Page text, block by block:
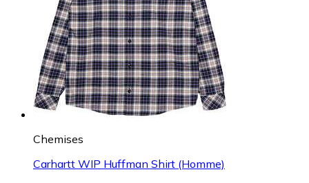
Chemises
Carhartt WIP Huffman Shirt (Homme)